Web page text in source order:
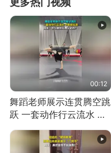
00:12
舞蹈老师展示连贯腾空跳
跃 一套动作行云流水 节
到又舞又武的？